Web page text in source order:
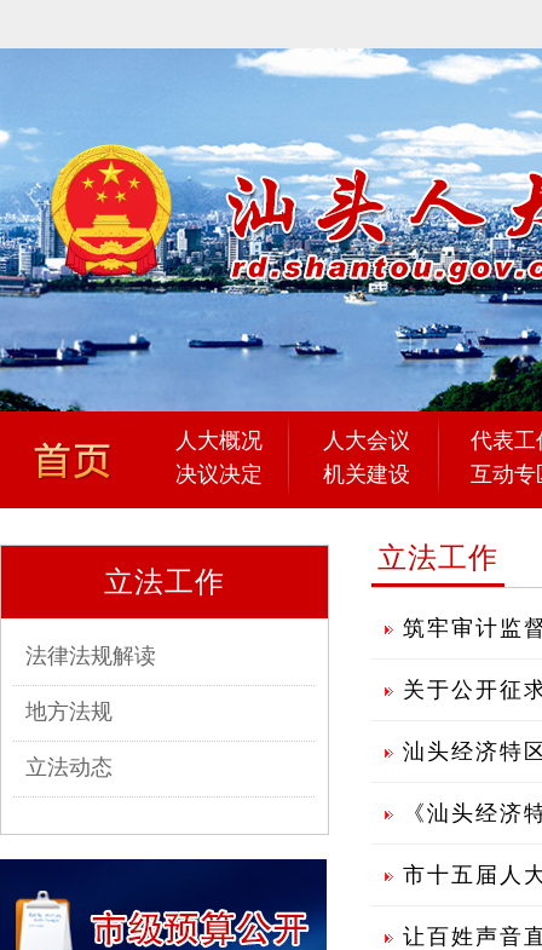
人大概况 人大会议
代表工
决议决定
机关建设 互动专
立法工作
法律法规解读
地方法规
立法动态
立法工作
筑牢审计监
关于公开征
汕头经济特
《汕头经济
市十五届人
让百姓声音